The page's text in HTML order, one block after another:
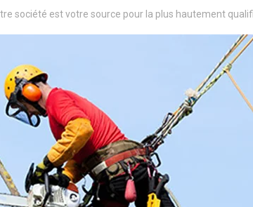
société est votre source pour la plus hautement